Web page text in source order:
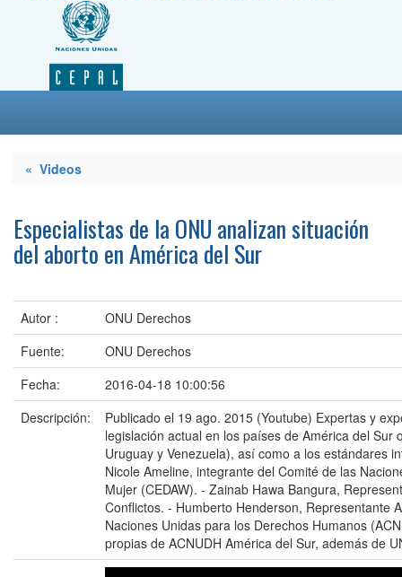
« Videos
Especialistas de la ONU analizan situación
del aborto en América del Sur
Autor :
ONU Derechos
Fuente:
ONU Derechos
Fecha:
2016-04-18 10:00:56
Descripción:
Publicado el 19 ago. 2015 (Youtube) Expertas y
legislación actual en los países de América del
Uruguay y Venezuela), así como a los estándares
Nicole Ameline, integrante del Comité de las
Mujer (CEDAW). - Zainab Hawa Bangura,
Conflictos. - Humberto Henderson, Representante
Naciones Unidas para los Derechos Humanos
propias de ACNUDH América del Sur, además de